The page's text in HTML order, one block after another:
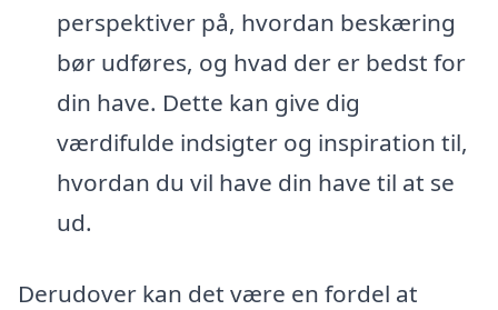
perspektiver på, hvordan beskæring
bør udføres, og hvad der er bedst for
din have. Dette kan give dig
værdifulde indsigter og inspiration til,
hvordan du vil have din have til at se
ud.
Derudover kan det være en fordel at